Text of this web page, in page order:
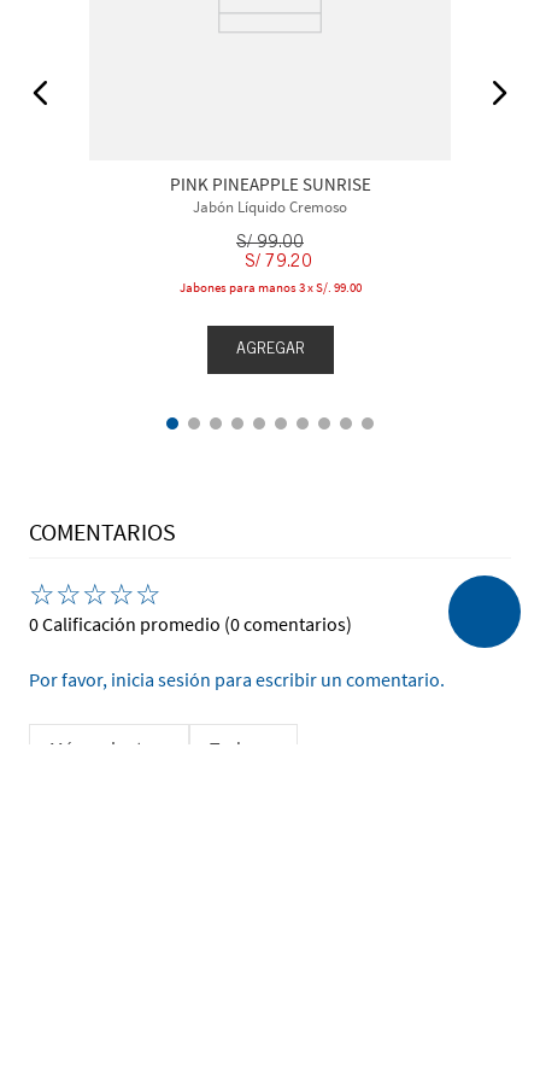
PINK PINEAPPLE SUNRISE
Jabón Líquido Cremoso
S/ 99.00
S/ 79.20
Jabones para manos 3 x S/. 99.00
AGREGAR
COMENTARIOS
☆☆☆☆☆
0 Calificación promedio (0 comentarios)
Por favor, inicia sesión para escribir un comentario.
Más reciente Todos